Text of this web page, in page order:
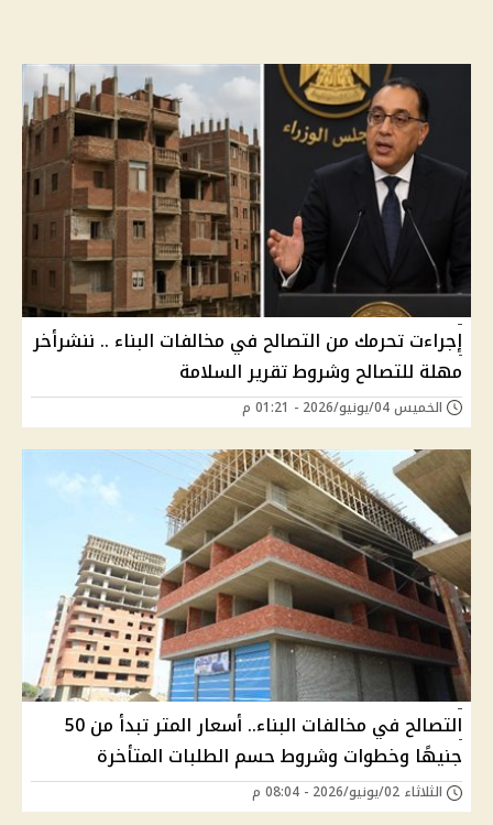
إجراءت تحرمك من التصالح في مخالفات البناء .. ننشرأخر
مهلة للتصالح وشروط تقرير السلامة
الخميس 04/يونيو/2026 - 01:21 م
التصالح في مخالفات البناء.. أسعار المتر تبدأ من 50
جنيهًا وخطوات وشروط حسم الطلبات المتأخرة
الثلاثاء 02/يونيو/2026 - 08:04 م